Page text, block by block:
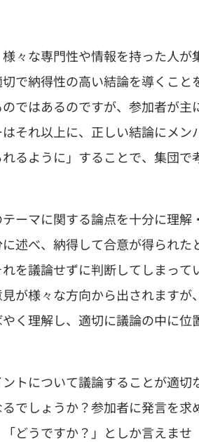
々な専門性や情報を持った人が
で納得性の高い結論を導くこと
ではあるのですが、参加者が主
それ以上に、正しい結論にメン
るように」することで、集団で
ーマに関する論点を十分に理解・
述べ、納得して合意が得られた
を議論せずに判断してしまって
が様々な方向から出されますが、
く理解し、適切に議論の中に位
トについて議論することが適切
でしょうか？参加者に発言を求
どうですか？」としか言えませ